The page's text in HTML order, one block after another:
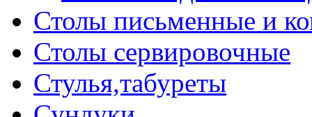
Столы письменные и
Столы сервировочные
Стулья,табуреты